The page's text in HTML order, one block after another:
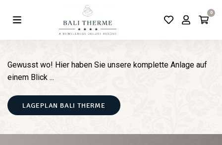
0
Gewusst wo! Hier haben Sie unsere komplette Anlage auf
einem Blick ...
LAGEPLAN BALI THERME